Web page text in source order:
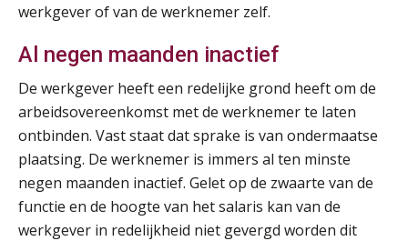
werkgever of van de werknemer zelf.
Al negen maanden inactief
De werkgever heeft een redelijke grond heeft om de
arbeidsovereenkomst met de werknemer te laten
ontbinden. Vast staat dat sprake is van ondermaatse
plaatsing. De werknemer is immers al ten minste
negen maanden inactief. Gelet op de zwaarte van de
functie en de hoogte van het salaris kan van de
werkgever in redelijkheid niet gevergd worden dit
AUG
MOCuitgevers
25
AUG
Summercourse: Een mindset die kansen ziet en vertrouwen geeft
MOCuitgevers
25
AUG
Summercourse: Kiezen wat bij je past, loslaten wat je niet verder helpt
MOCuitgevers